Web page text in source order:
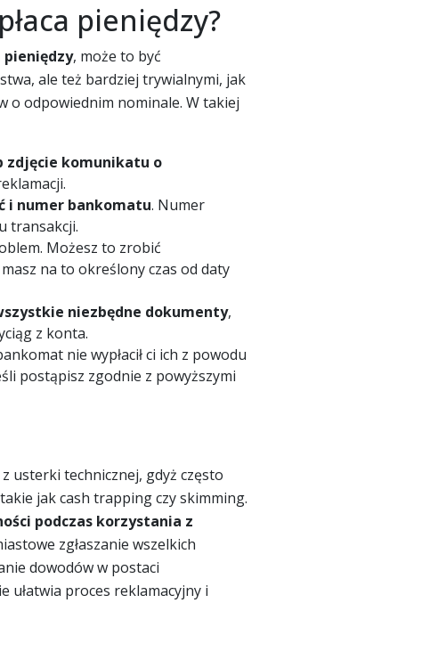
pieniędzy?
, może to być
ale też bardziej trywialnymi, jak
o odpowiednim nominale. W takiej
zdjęcie komunikatu o
i numer bankomatu. Numer
transakcji.
Możesz to zrobić
na to określony czas od daty
niezbędne dokumenty,
z konta.
nie wypłacił ci ich z powodu
postąpisz zgodnie z powyższymi
usterki technicznej, gdyż często
jak cash trapping czy skimming.
podczas korzystania z
zgłaszanie wszelkich
dowodów w postaci
ułatwia proces reklamacyjny i